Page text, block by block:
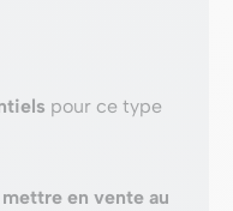
pour ce type
mettre en vente au